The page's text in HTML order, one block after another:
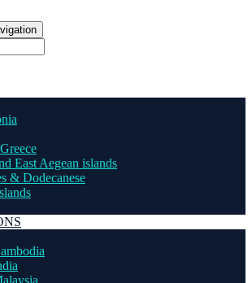
East Aegean islands
& Dodecanese